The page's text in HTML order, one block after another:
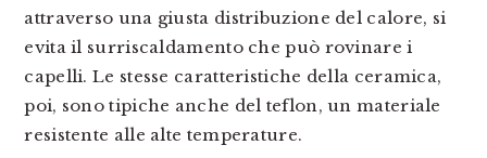
attraverso una giusta distribuzione del calore, si
evita il surriscaldamento che può rovinare i
capelli. Le stesse caratteristiche della ceramica,
poi, sono tipiche anche del teflon, un materiale
resistente alle alte temperature.